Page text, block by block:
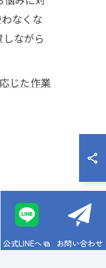
なくな
ながら
じた作業
公式LINEへ
お問い合わせ